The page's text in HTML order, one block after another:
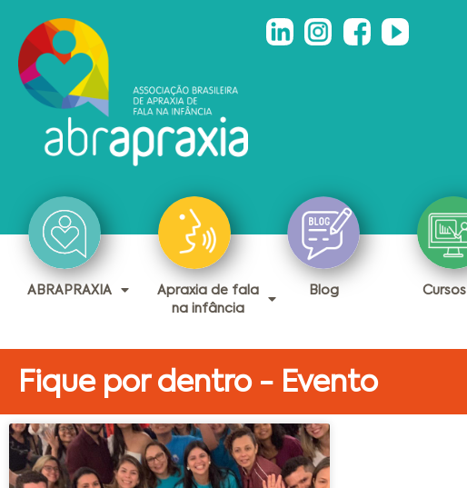
ABRAPRAXIA
Apraxia de fala
na infância
Blog Cursos
Fique por dentro - Evento